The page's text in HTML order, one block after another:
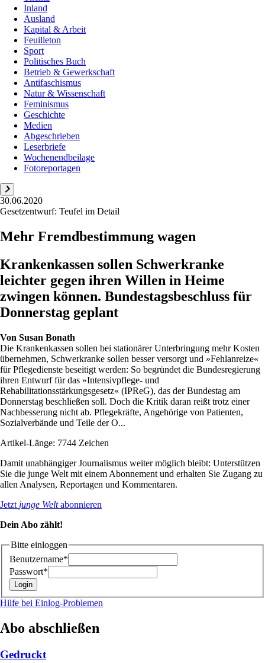
Inland
Ausland
Kapital & Arbeit
Feuilleton
Sport
Politisches Buch
Betrieb & Gewerkschaft
Antifaschismus
Natur & Wissenschaft
Feminismus
Geschichte
Medien
Abgeschrieben
Leserbriefe
Wochenendbeilage
Fotoreportagen
30.06.2020
Gesetzentwurf: Teufel im Detail
Mehr Fremdbestimmung wagen
Krankenkassen sollen Schwerkranke
leichter gegen ihren Willen in Heime
zwingen können. Bundestagsbeschluss für
Donnerstag geplant
Von Susan Bonath
Die Krankenkassen sollen bei stationärer Unterbringung mehr Kosten
übernehmen, Schwerkranke sollen besser versorgt und »Fehlanreize«
für Pflegedienste beseitigt werden: So begründet die Bundesregierung
ihren Entwurf für das »Intensivpflege- und
Rehabilitationsstärkungsgesetz« (IPReG), das der Bundestag am
Donnerstag beschließen soll. Doch die Kritik daran reißt trotz einer
Nachbesserung nicht ab. Pflegekräfte, Angehörige von Patienten,
Sozialverbände und Teile der O...
Artikel-Länge: 7744 Zeichen
Damit unabhängiger Journalismus weiter möglich bleibt: Unterstützen
Sie die junge Welt mit einem Abonnement und erhalten Sie Zugang zu
allen Analysen, Reportagen und Kommentaren.
Jetzt junge Weltabonnieren
Dein Abo zählt!
Bitte einloggen
Benutzername*
Passwort*
Hilfe bei Einlog-Problemen
Abo abschließen
Gedruckt